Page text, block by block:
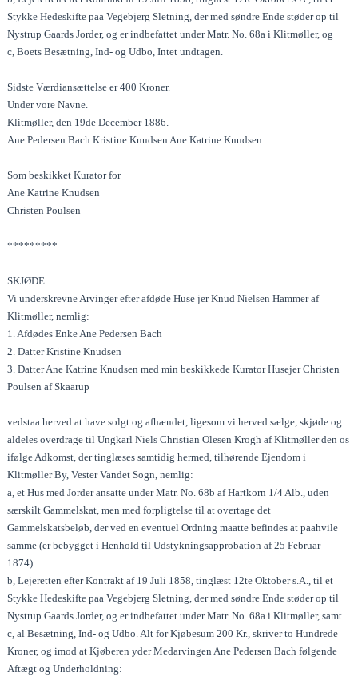
Stykke Hedeskifte paa Vegebjerg Sletning, der med søndre Ende støder op til
Nystrup Gaards Jorder, og er indbefattet under Matr. No. 68a i Klitmøller, og
c, Boets Besætning, Ind- og Udbo, Intet undtagen.
Sidste Værdiansættelse er 400 Kroner.
Under vore Navne.
Klitmøller, den 19de December 1886.
Ane Pedersen Bach Kristine Knudsen Ane Katrine Knudsen
Som beskikket Kurator for
Ane Katrine Knudsen
Christen Poulsen
*********
SKJØDE.
Vi underskrevne Arvinger efter afdøde Huse jer Knud Nielsen Hammer af
Klitmøller, nemlig:
1. Afdødes Enke Ane Pedersen Bach
2. Datter Kristine Knudsen
3. Datter Ane Katrine Knudsen med min beskikkede Kurator Husejer Christen
Poulsen af Skaarup
vedstaa herved at have solgt og afhændet, ligesom vi herved sælge, skjøde og
aldeles overdrage til Ungkarl Niels Christian Olesen Krogh af Klitmøller den os
ifølge Adkomst, der tinglæses samtidig hermed, tilhørende Ejendom i
Klitmøller By, Vester Vandet Sogn, nemlig:
a, et Hus med Jorder ansatte under Matr. No. 68b af Hartkorn 1/4 Alb., uden
særskilt Gammelskat, men med forpligtelse til at overtage det
Gammelskatsbeløb, der ved en eventuel Ordning maatte befindes at paahvile
samme (er bebygget i Henhold til Udstykningsapprobation af 25 Februar
1874).
b, Lejeretten efter Kontrakt af 19 Juli 1858, tinglæst 12te Oktober s.A., til et
Stykke Hedeskifte paa Vegebjerg Sletning, der med søndre Ende støder op til
Nystrup Gaards Jorder, og er indbefattet under Matr. No. 68a i Klitmøller, samt
c, al Besætning, Ind- og Udbo. Alt for Kjøbesum 200 Kr., skriver to Hundrede
Kroner, og imod at Kjøberen yder Medarvingen Ane Pedersen Bach følgende
Aftægt og Underholdning: